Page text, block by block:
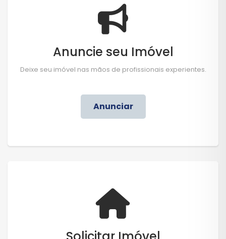
Anuncie seu Imóvel
Deixe seu imóvel nas mãos de profissionais experientes.
Anunciar